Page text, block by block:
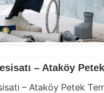
– Ataköy
– Ataköy Petek